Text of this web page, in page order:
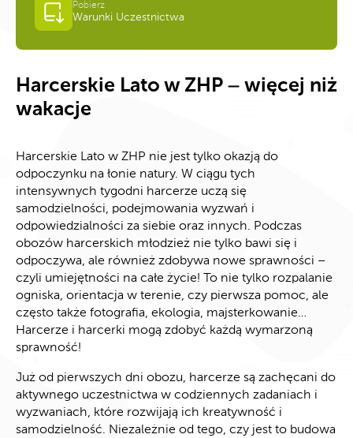
Pobierz
Warunki Uczestnictwa
Harcerskie Lato w ZHP – więcej niż
wakacje
Harcerskie Lato w ZHP nie jest tylko okazją do
odpoczynku na łonie natury. W ciągu tych
intensywnych tygodni harcerze uczą się
samodzielności, podejmowania wyzwań i
odpowiedzialności za siebie oraz innych. Podczas
obozów harcerskich młodzież nie tylko bawi się i
odpoczywa, ale również zdobywa nowe sprawności –
czyli umiejętności na całe życie! To nie tylko rozpalanie
ogniska, orientacja w terenie, czy pierwsza pomoc, ale
często także fotografia, ekologia, majsterkowanie…
Harcerze i harcerki mogą zdobyć każdą wymarzoną
sprawność!
Już od pierwszych dni obozu, harcerze są zachęcani do
aktywnego uczestnictwa w codziennych zadaniach i
wyzwaniach, które rozwijają ich kreatywność i
samodzielność. Niezależnie od tego, czy jest to budowa